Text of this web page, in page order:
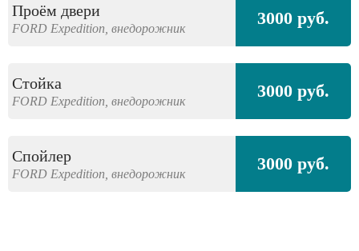
Проём двери
FORD Expedition, внедорожник 3000 руб.
Стойка
FORD Expedition, внедорожник 3000 руб.
Спойлер
FORD Expedition, внедорожник 3000 руб.